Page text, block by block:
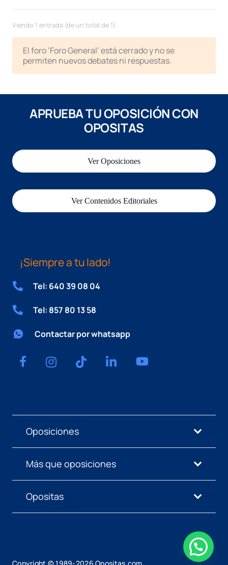
Viendo 1 entrada (de un total de 1)
El foro ‘Foro General’ está cerrado y no se
permiten nuevos debates ni respuestas.
APRUEBA TU OPOSICIÓN CON
OPOSITAS
Ver Oposiciones
Ver Contenidos Editoriales
¡Siempre a tu lado!
Tel: 640 39 08 04
Tel: 857 80 13 58
Contactar por whatsapp
Oposiciones
Más que oposiciones
Opositas